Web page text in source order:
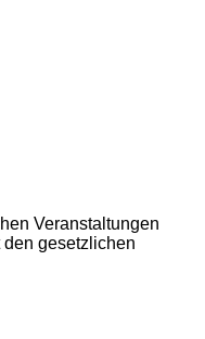
Veranstaltungen
gesetzlichen